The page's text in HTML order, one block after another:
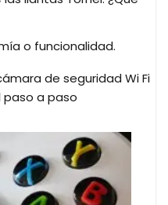
o funcionalidad.
de seguridad Wi Fi
paso a paso